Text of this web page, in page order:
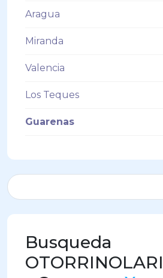
Aragua
Miranda
Valencia
Los Teques
Guarenas
Busqueda